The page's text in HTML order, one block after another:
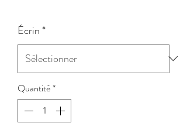
Écrin*
Quantité*